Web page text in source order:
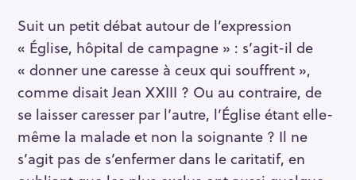
Suit un petit débat autour de l’expression
« Église, hôpital de campagne » : s’agit-il de
« donner une caresse à ceux qui souffrent »,
comme disait Jean XXIII ? Ou au contraire, de
se laisser caresser par l’autre, l’Église étant elle-
même la malade et non la soignante ? Il ne
s’agit pas de s’enfermer dans le caritatif, en